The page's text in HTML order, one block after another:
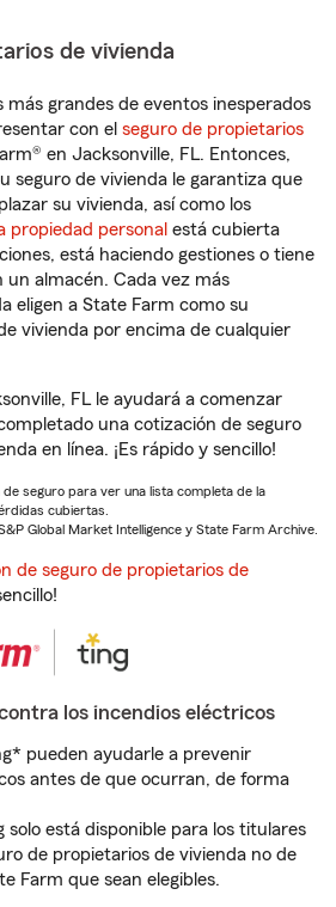
de vivienda
más grandes de eventos inesperados
con el seguro de propietarios
en Jacksonville, FL. Entonces,
seguro de vivienda le garantiza que
su vivienda, así como los
propiedad personal está cubierta
está haciendo gestiones o tiene
un almacén. Cada vez más
eligen a State Farm como su
vivienda por encima de cualquier
FL le ayudará a comenzar
una cotización de seguro
en línea. ¡Es rápido y sencillo!
de seguro para ver una lista completa de la
cubiertas.
Global Market Intelligence y State Farm Archive.
de seguro de propietarios de
los incendios eléctricos
pueden ayudarle a prevenir
antes de que ocurran, de forma
solo está disponible para los titulares
de propietarios de vivienda no de
Farm que sean elegibles.